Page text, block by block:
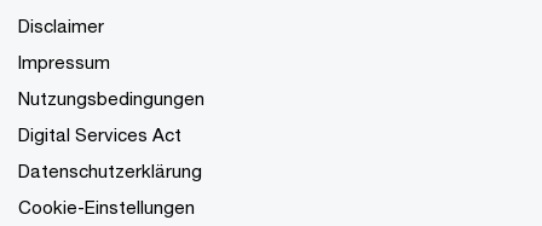
Disclaimer
Impressum
Nutzungsbedingungen
Digital Services Act
Datenschutzerklärung
Cookie-Einstellungen